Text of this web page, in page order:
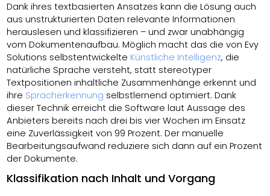
Dank ihres textbasierten Ansatzes kann die Lösung auch
aus unstrukturierten Daten relevante Informationen
herauslesen und klassifizieren – und zwar unabhängig
vom Dokumentenaufbau. Möglich macht das die von Evy
Solutions selbstentwickelte Künstliche Intelligenz, die
natürliche Sprache versteht, statt stereotyper
Textpositionen inhaltliche Zusammenhänge erkennt und
ihre Spracherkennung selbstlernend optimiert. Dank
dieser Technik erreicht die Software laut Aussage des
Anbieters bereits nach drei bis vier Wochen im Einsatz
eine Zuverlässigkeit von 99 Prozent. Der manuelle
Bearbeitungsaufwand reduziere sich dann auf ein Prozent
der Dokumente.
Klassifikation nach Inhalt und Vorgang